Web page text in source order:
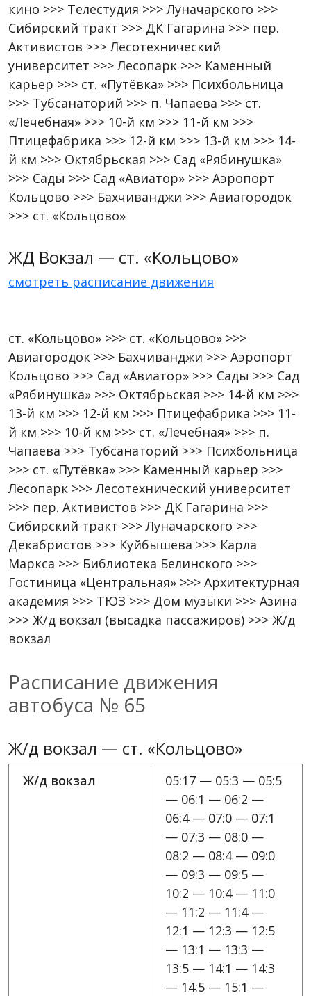
кино >>> Телестудия >>> Луначарского >>>
Сибирский тракт >>> ДК Гагарина >>> пер.
Активистов >>> Лесотехнический
университет >>> Лесопарк >>> Каменный
карьер >>> ст. «Путёвка» >>> Психбольница
>>> Тубсанаторий >>> п. Чапаева >>> ст.
«Лечебная» >>> 10-й км >>> 11-й км >>>
Птицефабрика >>> 12-й км >>> 13-й км >>> 14-
й км >>> Октябрьская >>> Сад «Рябинушка»
>>> Сады >>> Сад «Авиатор» >>> Аэропорт
Кольцово >>> Бахчиванджи >>> Авиагородок
>>> ст. «Кольцово»
ЖД Вокзал — ст. «Кольцово»
смотреть расписание движения
ст. «Кольцово» >>> ст. «Кольцово» >>>
Авиагородок >>> Бахчиванджи >>> Аэропорт
Кольцово >>> Сад «Авиатор» >>> Сады >>> Сад
«Рябинушка» >>> Октябрьская >>> 14-й км >>>
13-й км >>> 12-й км >>> Птицефабрика >>> 11-
й км >>> 10-й км >>> ст. «Лечебная» >>> п.
Чапаева >>> Тубсанаторий >>> Психбольница
>>> ст. «Путёвка» >>> Каменный карьер >>>
Лесопарк >>> Лесотехнический университет
>>> пер. Активистов >>> ДК Гагарина >>>
Сибирский тракт >>> Луначарского >>>
Декабристов >>> Куйбышева >>> Карла
Маркса >>> Библиотека Белинского >>>
Гостиница «Центральная» >>> Архитектурная
академия >>> ТЮЗ >>> Дом музыки >>> Азина
>>> Ж/д вокзал (высадка пассажиров) >>> Ж/д
вокзал
Расписание движения
автобуса № 65
Ж/д вокзал — ст. «Кольцово»
Ж/д вокзал
05:17 — 05:3 — 05:5
— 06:1 — 06:2 —
06:4 — 07:0 — 07:1
— 07:3 — 08:0 —
08:2 — 08:4 — 09:0
— 09:3 — 09:5 —
10:2 — 10:4 — 11:0
— 11:2 — 11:4 —
12:1 — 12:3 — 12:5
— 13:1 — 13:3 —
13:5 — 14:1 — 14:3
— 14:5 — 15:1 —